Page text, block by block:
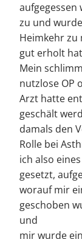
aufgegessen
zu und
Heimkehr zu
gut erholt
Mein
nutzlose OP
Arzt hatte
geschält
damals den
Rolle bei
ich also
gesetzt,
worauf mir
geschoben
und
mir wurde